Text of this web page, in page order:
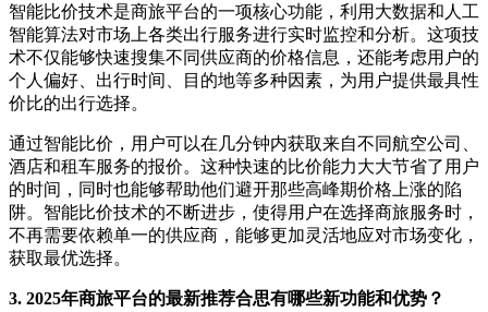
智能比价技术是商旅平台的一项核心功能，利用大数据和人工
智能算法对市场上各类出行服务进行实时监控和分析。这项技
术不仅能够快速搜集不同供应商的价格信息，还能考虑用户的
个人偏好、出行时间、目的地等多种因素，为用户提供最具性
价比的出行选择。
通过智能比价，用户可以在几分钟内获取来自不同航空公司、
酒店和租车服务的报价。这种快速的比价能力大大节省了用户
的时间，同时也能够帮助他们避开那些高峰期价格上涨的陷
阱。智能比价技术的不断进步，使得用户在选择商旅服务时，
不再需要依赖单一的供应商，能够更加灵活地应对市场变化，
获取最优选择。
3. 2025年商旅平台的最新推荐合思有哪些新功能和优势？